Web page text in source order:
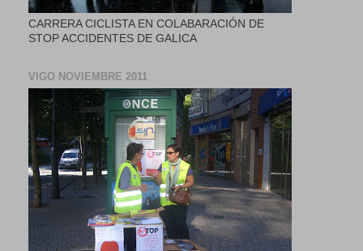
CARRERA CICLISTA EN COLABARACIÓN DE
STOP ACCIDENTES DE GALICA
VIGO NOVIEMBRE 2011